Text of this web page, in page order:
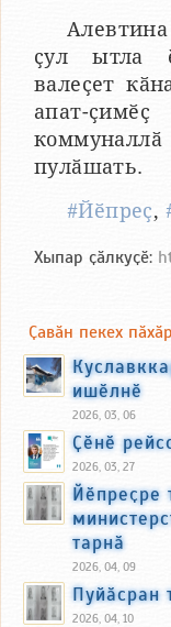
ҫул ытла
валеҫет
апат-
пулӑшать.
#Йӗпреҫ,
Хыпар ҫӑлкуҫӗ:
Ҫавӑн пекех пӑхӑр
ишӗлнӗ
2026, 03, 06
Ҫӗнӗ
2026, 03, 27
Йӗпреҫре
тарнӑ
2026, 04, 09
Пуйӑсран
2026, 04, 10